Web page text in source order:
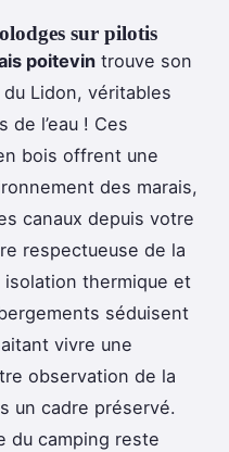
sur pilotis
poitevin trouve son
Lidon, véritables
l’eau ! Ces
bois offrent une
des marais,
canaux depuis votre
respectueuse de la
thermique et
séduisent
vivre une
observation de la
un cadre préservé.
du camping reste